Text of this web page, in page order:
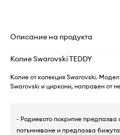
Описание на продукта
Колие Swarovski TEDDY
Колие от колекция Swarovski.
Swarovski и циркони, направен от
- Родиевото покритие предпазва
потъмняване и предпазва